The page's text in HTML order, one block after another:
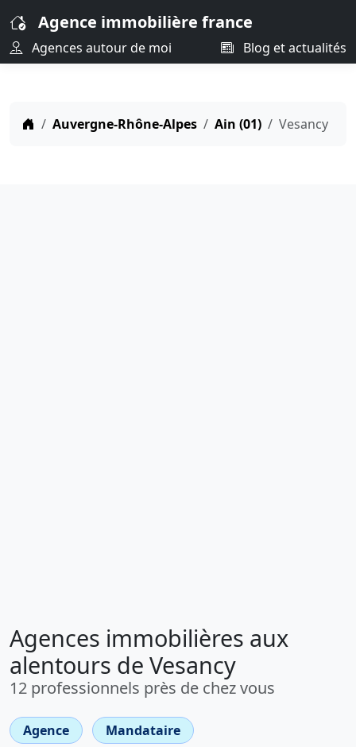
Agence immobilière france
Agences autour de moi Blog et actualités
Auvergne-Rhône-Alpes Ain (01) Vesancy
Agences immobilières aux
alentours de Vesancy
12 professionnels près de chez vous
Agence
Mandataire